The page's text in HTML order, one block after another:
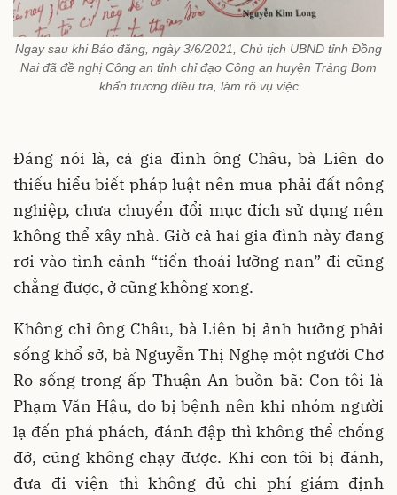
Ngay sau khi Báo đăng, ngày 3/6/2021, Chủ tịch UBND tỉnh Đồng
Nai đã đề nghị Công an tỉnh chỉ đạo Công an huyện Trảng Bom
khẩn trương điều tra, làm rõ vụ việc
Đáng nói là, cả gia đình ông Châu, bà Liên do
thiếu hiểu biết pháp luật nên mua phải đất nông
nghiệp, chưa chuyển đổi mục đích sử dụng nên
không thể xây nhà. Giờ cả hai gia đình này đang
rơi vào tình cảnh “tiến thoái lưỡng nan” đi cũng
chẳng được, ở cũng không xong.
Không chỉ ông Châu, bà Liên bị ảnh hưởng phải
sống khổ sở, bà Nguyễn Thị Nghẹ một người Chơ
Ro sống trong ấp Thuận An buồn bã: Con tôi là
Phạm Văn Hậu, do bị bệnh nên khi nhóm người
lạ đến phá phách, đánh đập thì không thể chống
đỡ, cũng không chạy được. Khi con tôi bị đánh,
đưa đi viện thì không đủ chi phí giám định